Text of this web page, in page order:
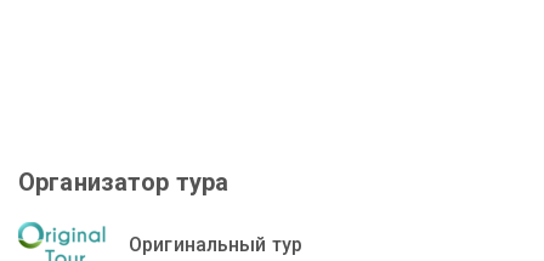
Организатор тура
Оригинальный тур